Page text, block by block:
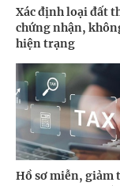
Xác định loại đất
chứng nhận,
hiện trạng
Hồ sơ miễn, giảm